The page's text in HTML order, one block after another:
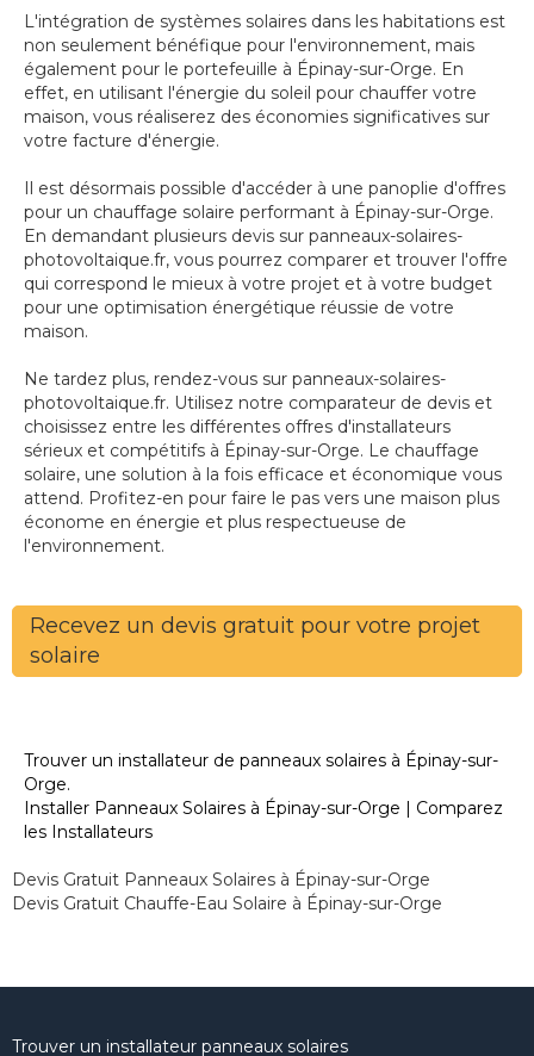
L'intégration de systèmes solaires dans les habitations est
non seulement bénéfique pour l'environnement, mais
également pour le portefeuille à Épinay-sur-Orge. En
effet, en utilisant l'énergie du soleil pour chauffer votre
maison, vous réaliserez des économies significatives sur
votre facture d'énergie.
Il est désormais possible d'accéder à une panoplie d'offres
pour un chauffage solaire performant à Épinay-sur-Orge.
En demandant plusieurs devis sur panneaux-solaires-
photovoltaique.fr, vous pourrez comparer et trouver l'offre
qui correspond le mieux à votre projet et à votre budget
pour une optimisation énergétique réussie de votre
maison.
Ne tardez plus, rendez-vous sur panneaux-solaires-
photovoltaique.fr. Utilisez notre comparateur de devis et
choisissez entre les différentes offres d'installateurs
sérieux et compétitifs à Épinay-sur-Orge. Le chauffage
solaire, une solution à la fois efficace et économique vous
attend. Profitez-en pour faire le pas vers une maison plus
économe en énergie et plus respectueuse de
l'environnement.
Recevez un devis gratuit pour votre projet
solaire
Trouver un installateur de panneaux solaires à Épinay-sur-
Orge.
Installer Panneaux Solaires à Épinay-sur-Orge | Comparez
les Installateurs
Devis Gratuit Panneaux Solaires à Épinay-sur-Orge
Devis Gratuit Chauffe-Eau Solaire à Épinay-sur-Orge
Trouver un installateur panneaux solaires